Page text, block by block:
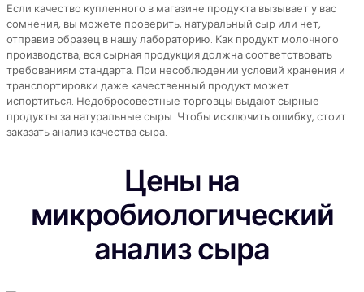
Если качество купленного в магазине продукта вызывает у вас
сомнения, вы можете проверить, натуральный сыр или нет,
отправив образец в нашу лабораторию. Как продукт молочного
производства, вся сырная продукция должна соответствовать
требованиям стандарта. При несоблюдении условий хранения и
транспортировки даже качественный продукт может
испортиться. Недобросовестные торговцы выдают сырные
продукты за натуральные сыры. Чтобы исключить ошибку, стоит
заказать анализ качества сыра.
Цены на
микробиологический
анализ сыра